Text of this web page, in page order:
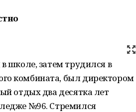
школе, затем трудился в
комбината, был директором
отдых два десятка лет
№96. Стремился